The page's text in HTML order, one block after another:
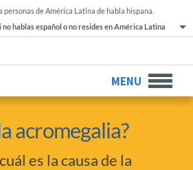
personas de América Latina de habla hispana.
hablas español o no resides en América Latina
MENU
acromegalia?
es la causa de la